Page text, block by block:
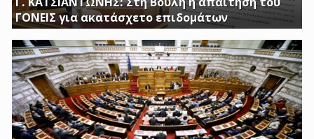
ΓΟΝΕΙΣ για ακατάσχετο επιδομάτων
ΕΡΩΤΗΣΗ ΤΟΥ ΒΟΥΛΕΥΤΗ ΓΙΩΡΓΟΥ ΚΑΤΣΙΑΝΤΩΝΗ